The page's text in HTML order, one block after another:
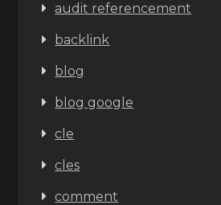
audit referencement
backlink
blog
blog google
cle
cles
comment